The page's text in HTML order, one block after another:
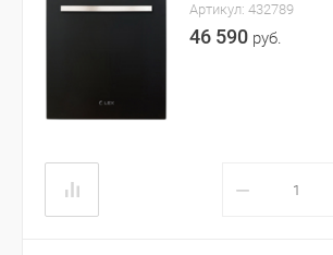
Артикул: 432789
46 590 руб.
−